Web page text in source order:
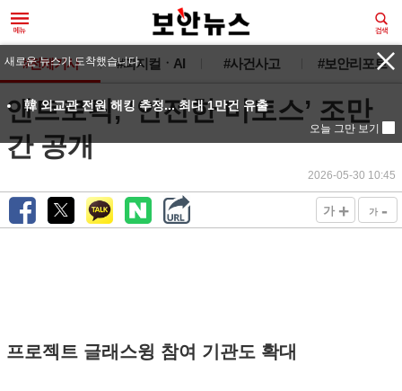
#전체기사 #피지컬ㆍAI #사건사고 #보안리포트
앤트로픽, ‘안전한 미토스’ 조만
간 공개
2026-05-30 10:45
가 + 가 -
프로젝트 글래스윙 참여 기관도 확대
새로운 뉴스가 도착했습니다.
韓 외교관 전원 해킹 추정... 최대 1만건 유출
오늘 그만 보기